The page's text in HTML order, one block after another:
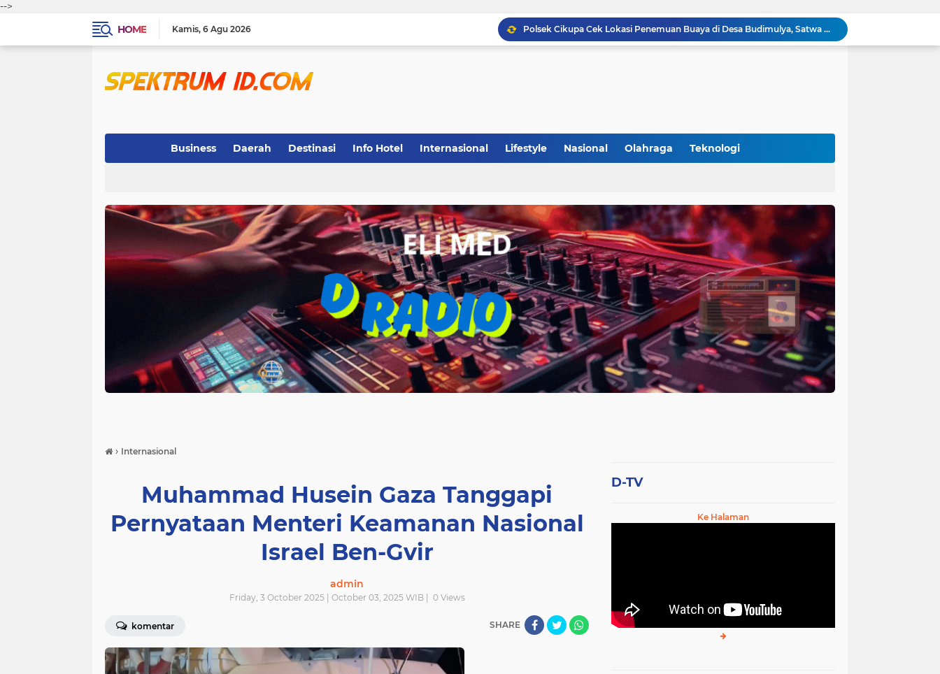
-->
HOME
Kamis 6 Agu 2026 Polsek Cikupa Cek Lokasi Penemuan Buaya di Desa Budimulya, Satwa Dievakuasi Petugas DamkarPolsek Cikupa Gelar Patroli dan Berikan Imbauan kepada Debt Collector, Cegah Gangguan Kamtibmas
Bhabinkamtibmas dan Babinsa Desa Bojong Gelar Warung Bhabinkamtibmas, Pererat Komunikasi dengan Warga
Aiptu Budiansyah Perkuat Siskamling Bersama Warga, Polsek Cikupa Tingkatkan Sinergi Jaga Kamtibmas
Ka Polsubsektor Cikupa Mas Aktif Atur Arus Lalu Lintas Sore, Wujudkan Kamseltibcar Lantas
Business Daerah Destinasi Info Hotel Internasional Lifestyle Nasional Olahraga Teknologi
› Internasional
Muhammad Husein Gaza Tanggapi
Pernyataan Menteri Keamanan Nasional
Israel Ben-Gvir
admin
Friday, 3 October 2025 | October 03, 2025 WIB | 0Views
komentar SHARE
D-TV
Ke Halaman